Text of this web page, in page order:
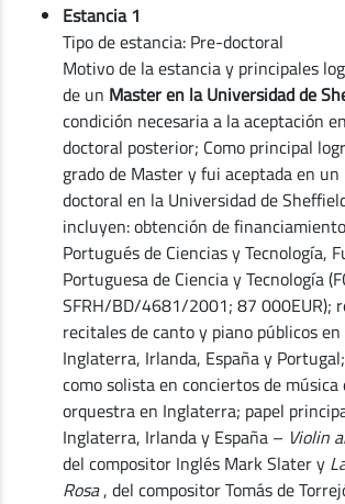
Estancia 1
Tipo de estancia: Pre-doctoral
Motivo de la estancia y principales
de un Master en la Universidad de
condición necesaria a la aceptación
doctoral posterior; Como principal
grado de Master y fui aceptada en
doctoral en la Universidad de
incluyen: obtención de
Portugués de Ciencias y Tecnología,
Portuguesa de Ciencia y Tecnología
SFRH/BD/4681/2001; 87 000EUR);
recitales de canto y piano públicos
Inglaterra, Irlanda, España y
como solista en conciertos de música
orquestra en Inglaterra; papel
Inglaterra, Irlanda y España – Violin
del compositor Inglés Mark Slater y
Rosa, del compositor Tomás de